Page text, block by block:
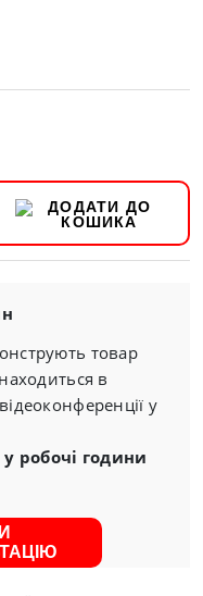
товар
в
у
робочі години